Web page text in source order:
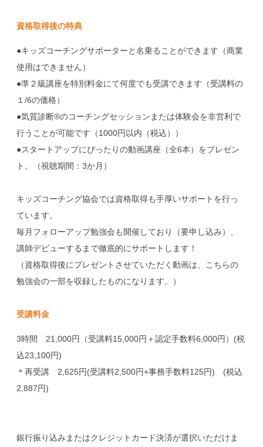
資格取得後の特典
●キッズコーチングサポーターと名乗ることができます（商業
使用はできません）
●準２級講座を特別料金にて何度でも受講できます（受講料の
１/6の価格）
●気質診断®のコーチングセッションまたは体験会を非営利で
行うことが可能です（1000円以内（税込））
●スタートアップにぴったりの動画講座（全6本）をプレゼン
ト。（視聴期間：3か月）
キッズコーチング協会では資格取得も手厚いサポートを行っ
ています。
毎月フォローアップ勉強会も開催しており（要申し込み）、
講師デビューするまで徹底的にサポートします！
（資格取得後にプレゼントさせていただく動画は、こちらの
勉強会の一部を収録したものになります。）
受講料金
3時間 21,000円（受講料15,000円＋認定手数料6,000円）(税
込23,100円)
＊再受講 2,625円(受講料2,500円+事務手数料125円) (税込
2,887円)
銀行振り込みまたはクレジットカード決済が選択いただけま